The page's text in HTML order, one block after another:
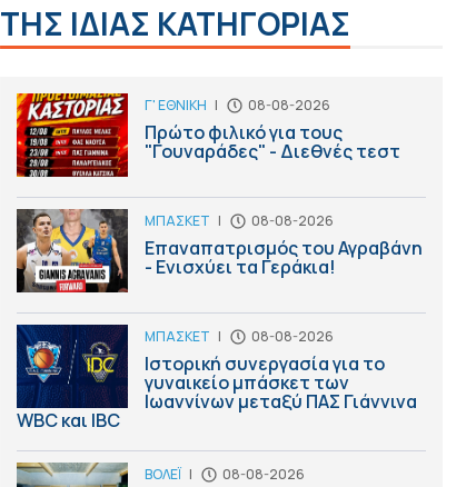
ΤΗΣ ΙΔΙΑΣ ΚΑΤΗΓΟΡΙΑΣ
Γ' ΕΘΝΙΚΗ | 08-08-2026
Πρώτο φιλικό για τους
"Γουναράδες" - Διεθνές τεστ
ΜΠΑΣΚΕΤ | 08-08-2026
Επαναπατρισμός του Αγραβάνη
- Ενισχύει τα Γεράκια!
ΜΠΑΣΚΕΤ | 08-08-2026
Ιστορική συνεργασία για το
γυναικείο μπάσκετ των
Ιωαννίνων μεταξύ ΠΑΣ Γιάννινα
WBC και IBC
ΒΟΛΕΪ | 08-08-2026